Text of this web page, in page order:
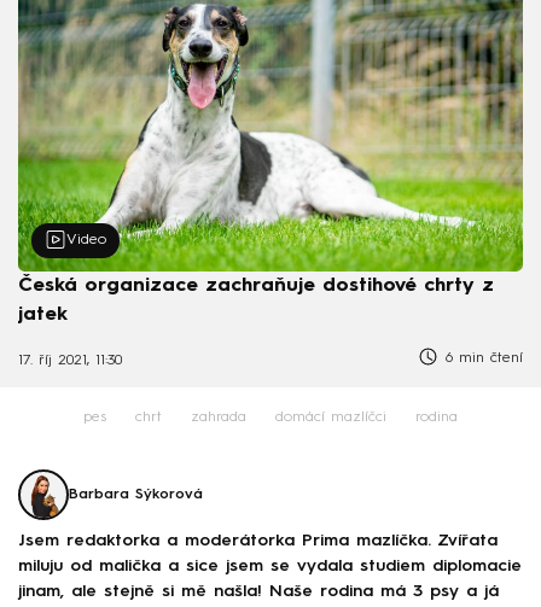
Video
Česká organizace zachraňuje dostihové chrty z
jatek
17. říj 2021, 11:30 6 min čtení
pes chrt zahrada domácí mazlíčci rodina
Barbara Sýkorová
Jsem redaktorka a moderátorka Prima mazlíčka. Zvířata
miluju od malička a sice jsem se vydala studiem diplomacie
jinam, ale stejně si mě našla! Naše rodina má 3 psy a já